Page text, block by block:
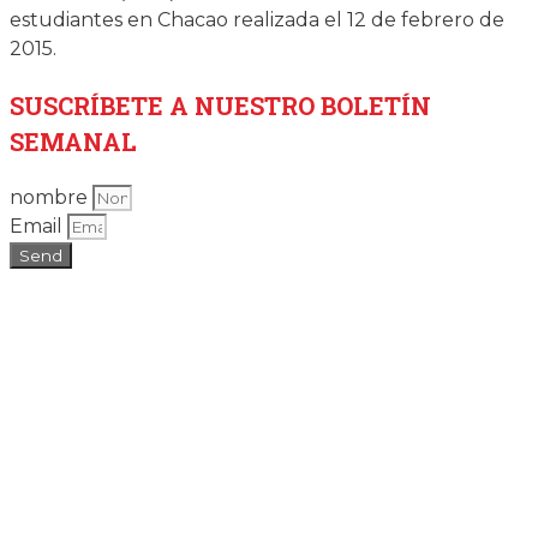
estudiantes en Chacao realizada el 12 de febrero de
2015.
SUSCRÍBETE A NUESTRO BOLETÍN
SEMANAL
nombre
Email
Send